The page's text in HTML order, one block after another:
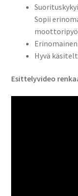
Sopii
Hyvä
Esittelyvideo